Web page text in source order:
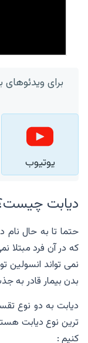
برای ویدئوهای
یوتیوب
دیابت
حتما تا به حال نام
که در آن فرد مبتلا
نمی تواند انسولین
بدن بیمار قادر به
دیابت به دو نوع
ترین نوع دیابت
کنیم :